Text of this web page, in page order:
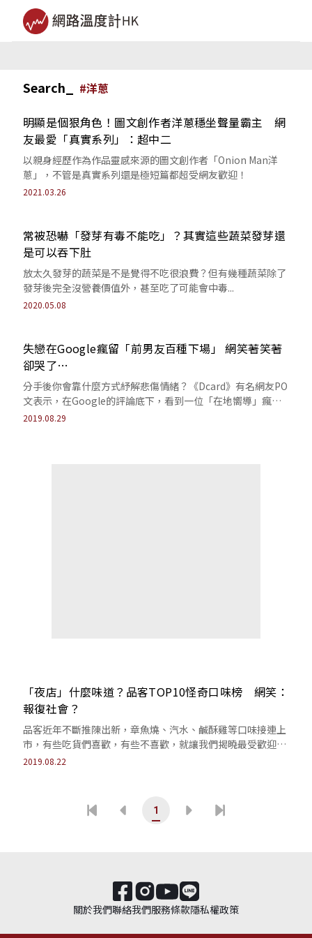
Search_ #洋蔥
明顯是個狠角色！圖文創作者洋蔥穩坐聲量霸主 網
友最愛「真實系列」：超中二
以親身經歷作為作品靈感來源的圖文創作者「Onion Man洋
蔥」，不管是真實系列還是極短篇都超受網友歡迎！
2021.03.26
常被恐嚇「發芽有毒不能吃」？其實這些蔬菜發芽還
是可以吞下肚
放太久發芽的蔬菜是不是覺得不吃很浪費？但有幾種蔬菜除了
發芽後完全沒營養價值外，甚至吃了可能會中毒...
2020.05.08
失戀在Google瘋留「前男友百種下場」 網笑著笑著
卻哭了…
分手後你會靠什麼方式紓解悲傷情緒？《Dcard》有名網友PO
文表示，在Google的評論底下，看到一位「在地嚮導」瘋狂
刷留言，全都是在講「前男友...
2019.08.29
「夜店」什麼味道？品客TOP10怪奇口味榜 網笑：
報復社會？
品客近年不斷推陳出新，章魚燒、汽水、鹹酥雞等口味接連上
市，有些吃貨們喜歡，有些不喜歡，就讓我們揭曉最受歡迎的
口味吧！
2019.08.22
1
關於我們聯絡我們服務條款隱私權政策